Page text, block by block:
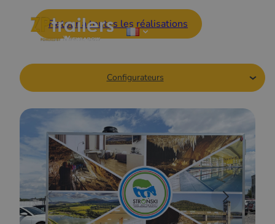
Configurateurs
Retour à toutes les réalisations